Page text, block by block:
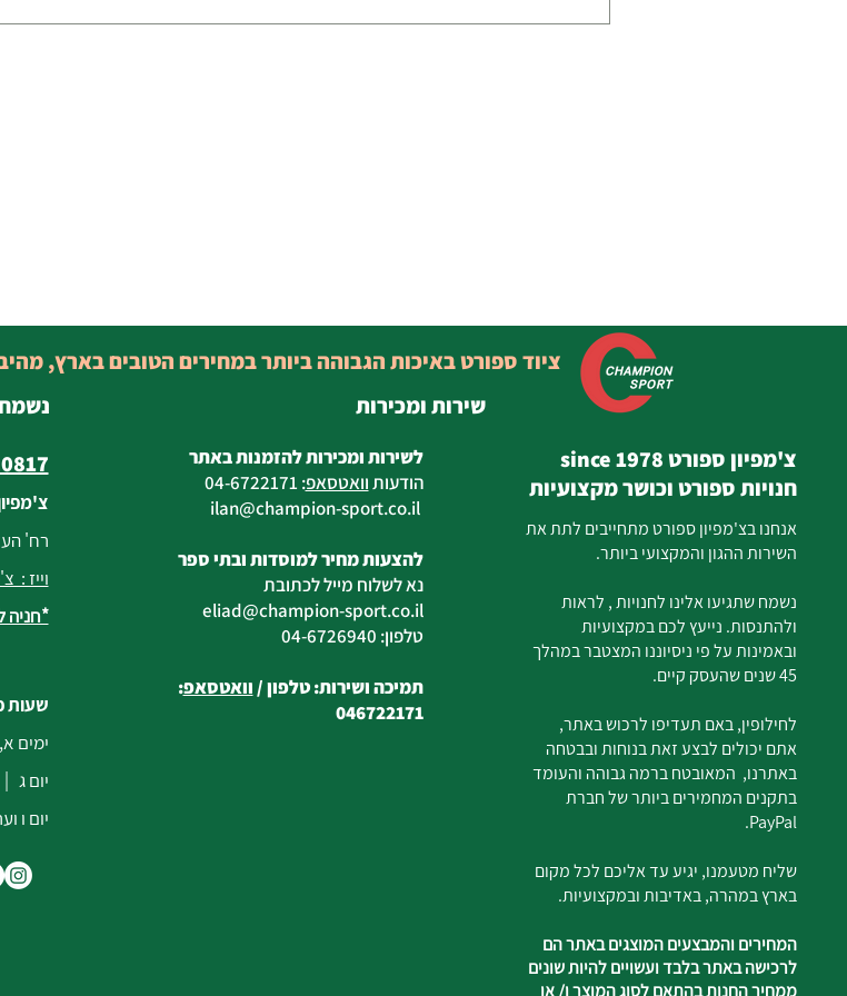
רח'
וייז :
*חניה
שעות
ימים א,
יום ג | 8:45-
יום ו
לשירות ומכירות להזמנות באתר
הודעותוואטסאפ:
04-6722171
ilan
@champion-sport.co.il
להצעות מחיר למוסדות ובתי ספר
נא לשלוח מייל לכתובת
eliad@champion-sport.co.il
טלפון: 04-6726940
תמיכה ושירות: טלפון /וואטסאפ:
046722171
צ'מפיון ספורט since 1978
חנויות ספורט וכושר מקצועיות
אנחנו בצ'מפיון ספורט מתחייבים לתת את
השירות ההגון והמקצועי ביותר.
נשמח שתגיעו אלינו לחנויות , לראות
ולהתנסות. נייעץ לכם במקצועיות
ובאמינות על פי ניסיוננו המצטבר במהלך
45 שנים שהעסק קיים.
לחילופין, באם תעדיפו לרכוש באתר,
אתם יכולים לבצע זאת בנוחות ובבטחה
באתרנו, המאובטח ברמה גבוהה והעומד
בתקנים המחמירים ביותר של חברת
PayPal.
שליח מטעמנו, יגיע עד אליכם לכל מקום
בארץ במהרה, באדיבות ובמקצועיות.
המחירים והמבצעים המוצגים באתר הם
לרכישה באתר בלבד ועשויים להיות שונים
ממחיר החנות בהתאם לסוג המוצר ו/ או
שירות ומכירות
ציוד ספורט באיכות הגבוהה ביותר במחירים הטובים בארץ,